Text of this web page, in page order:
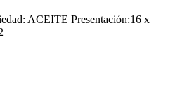
ACEITE Presentación:16 x